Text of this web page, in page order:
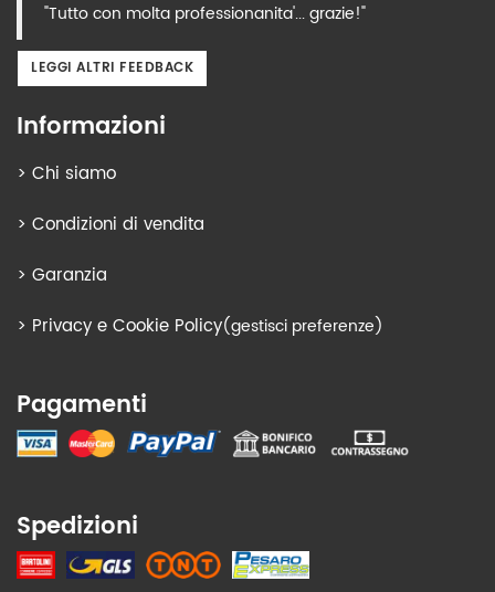
"Tutto con molta professionanita'... grazie!"
LEGGI ALTRI FEEDBACK
Informazioni
> Chi siamo
> Condizioni di vendita
> Garanzia
> Privacy e Cookie Policy(gestisci preferenze)
Pagamenti
Spedizioni